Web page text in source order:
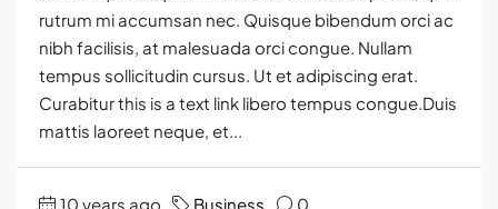
rutrum mi accumsan nec. Quisque bibendum orci ac
nibh facilisis, at malesuada orci congue. Nullam
tempus sollicitudin cursus. Ut et adipiscing erat.
Curabitur this is a text link libero tempus congue.Duis
mattis laoreet neque, et...
10 years ago Business 0